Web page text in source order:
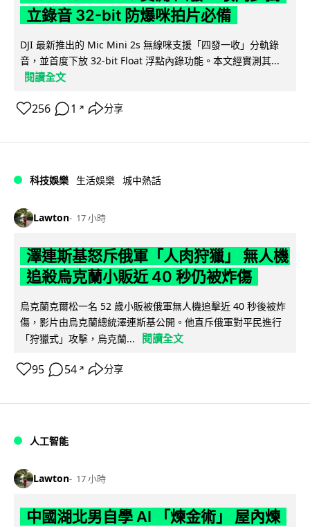
立錄音 32-bit 防爆咪拍片必備
DJI 最新推出的 Mic Mini 2s 無線咪支援「四發一收」分軌錄
音，並首度下放 32-bit Float 浮點內錄功能。本文經實測其...
閱讀全文
256 1 ↗ 分享
科技娛樂 生活娛樂 城中熱話
Lawton 17 小時
澤連斯基怒斥俄軍「人肉狩獵」 無人機
追殺烏克蘭小販近 40 秒仍被炸傷
烏克蘭克爾松一名 52 歲小販被俄軍無人機追擊近 40 秒後被炸
傷，影片由烏克蘭總統澤連斯基公開。他直斥俄軍對平民進行
「狩獵式」攻擊，烏克蘭...
閱讀全文
95 54 ↗ 分享
人工智能
Lawton 17 小時
中國湖北男自學 AI 「煉金術」 屋內煉